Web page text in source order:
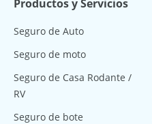
Productos y Servicios
Seguro de Auto
Seguro de moto
Seguro de Casa Rodante /
RV
Seguro de bote